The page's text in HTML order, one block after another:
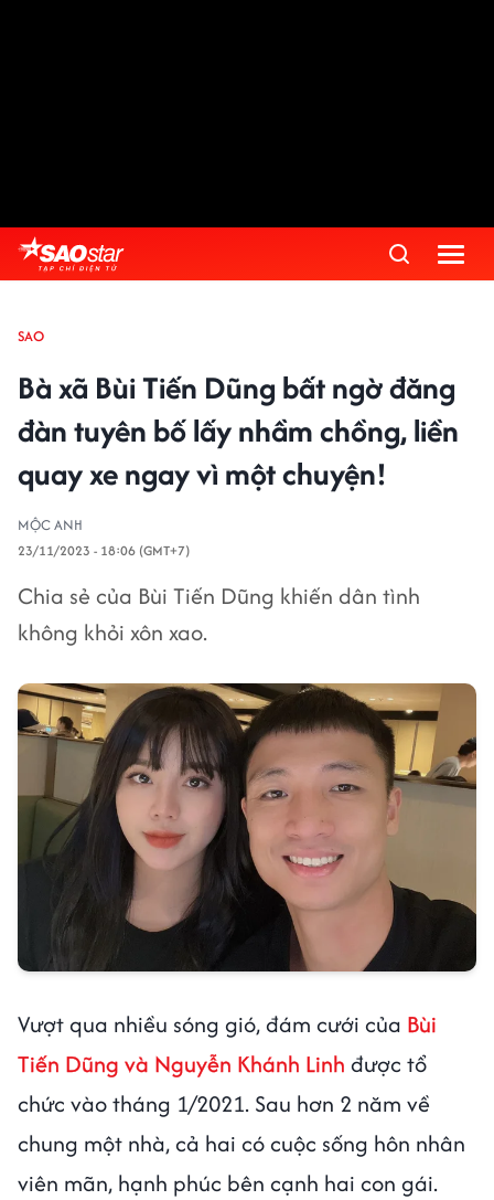
SAO
Bà xã Bùi Tiến Dũng bất ngờ đăng
đàn tuyên bố lấy nhầm chồng, liền
quay xe ngay vì một chuyện!
MỘC ANH
23/11/2023 - 18:06 (GMT+7)
Chia sẻ của Bùi Tiến Dũng khiến dân tình
không khỏi xôn xao.
Vượt qua nhiều sóng gió, đám cưới của Bùi
Tiến Dũng và Nguyễn Khánh Linh được tổ
chức vào tháng 1/2021. Sau hơn 2 năm về
chung một nhà, cả hai có cuộc sống hôn nhân
viên mãn, hạnh phúc bên cạnh hai con gái.